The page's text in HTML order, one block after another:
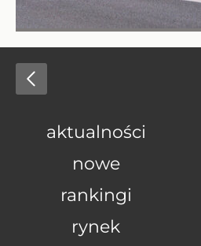
aktualności
nowe
rankingi
rynek